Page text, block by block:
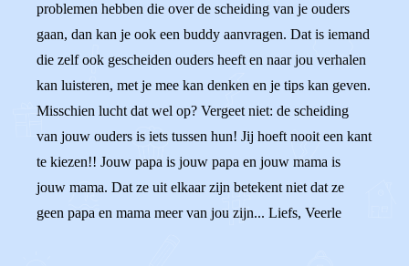
problemen hebben die over de scheiding van je ouders
gaan, dan kan je ook een buddy aanvragen. Dat is iemand
die zelf ook gescheiden ouders heeft en naar jou verhalen
kan luisteren, met je mee kan denken en je tips kan geven.
Misschien lucht dat wel op? Vergeet niet: de scheiding
van jouw ouders is iets tussen hun! Jij hoeft nooit een kant
te kiezen!! Jouw papa is jouw papa en jouw mama is
jouw mama. Dat ze uit elkaar zijn betekent niet dat ze
geen papa en mama meer van jou zijn... Liefs, Veerle